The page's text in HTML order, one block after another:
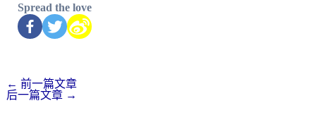
Spread the love
← 前一篇文章
后一篇文章 →